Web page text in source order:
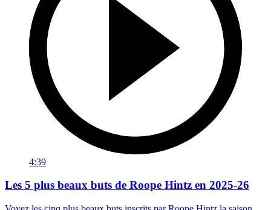
4:39
Les 5 plus beaux buts de Roope Hintz en 2025-26